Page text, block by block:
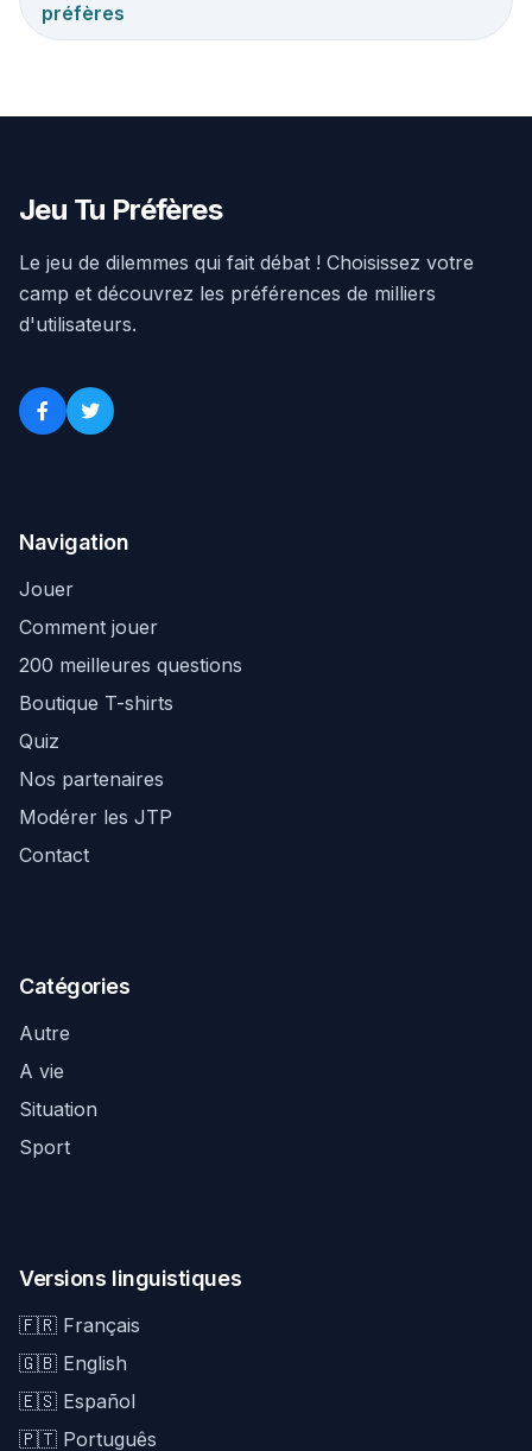
préfères
Jeu Tu Préfères
Le jeu de dilemmes qui fait débat ! Choisissez votre
camp et découvrez les préférences de milliers
d'utilisateurs.
Navigation
Jouer
Comment jouer
200 meilleures questions
Boutique T-shirts
Quiz
Nos partenaires
Modérer les JTP
Contact
Catégories
Autre
A vie
Situation
Sport
Versions linguistiques
🇫🇷 Français
🇬🇧 English
🇪🇸 Español
🇵🇹 Português